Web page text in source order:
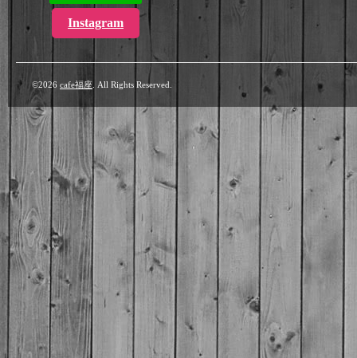
Instagram
©2026 cafe福座 . All Rights Reserved.